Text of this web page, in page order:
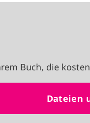
Buch, die
Dateien